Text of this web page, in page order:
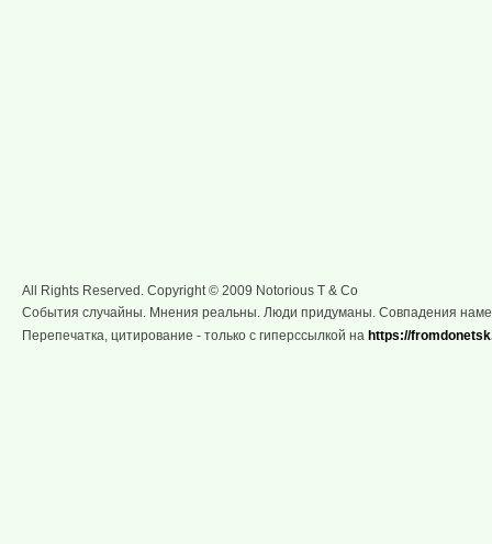
All Rights Reserved. Copyright © 2009 Notorious T & Co
События случайны. Мнения реальны. Люди придуманы. Совпадения
Перепечатка, цитирование - только с гиперссылкой на https://